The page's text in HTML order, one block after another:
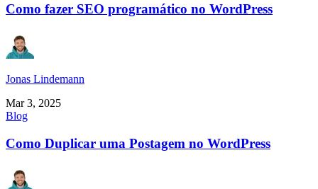
Como fazer SEO programático no WordPress
Jonas Lindemann
Mar 3, 2025
Blog
Como Duplicar uma Postagem no WordPress